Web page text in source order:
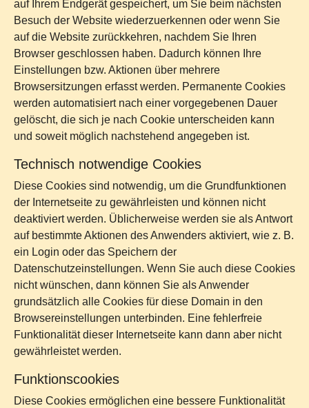
auf Ihrem Endgerät gespeichert, um Sie beim nächsten
Besuch der Website wiederzuerkennen oder wenn Sie
auf die Website zurückkehren, nachdem Sie Ihren
Browser geschlossen haben. Dadurch können Ihre
Einstellungen bzw. Aktionen über mehrere
Browsersitzungen erfasst werden. Permanente Cookies
werden automatisiert nach einer vorgegebenen Dauer
gelöscht, die sich je nach Cookie unterscheiden kann
und soweit möglich nachstehend angegeben ist.
Technisch notwendige Cookies
Diese Cookies sind notwendig, um die Grundfunktionen
der Internetseite zu gewährleisten und können nicht
deaktiviert werden. Üblicherweise werden sie als Antwort
auf bestimmte Aktionen des Anwenders aktiviert, wie z. B.
ein Login oder das Speichern der
Datenschutzeinstellungen. Wenn Sie auch diese Cookies
nicht wünschen, dann können Sie als Anwender
grundsätzlich alle Cookies für diese Domain in den
Browsereinstellungen unterbinden. Eine fehlerfreie
Funktionalität dieser Internetseite kann dann aber nicht
gewährleistet werden.
Funktionscookies
Diese Cookies ermöglichen eine bessere Funktionalität